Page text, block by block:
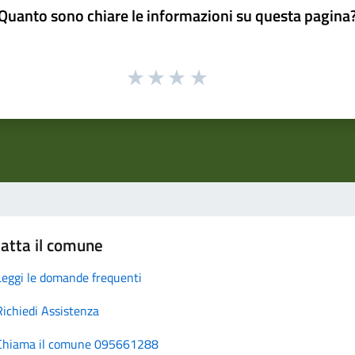
sono chiare le informazioni su questa
il comune
le domande frequenti
Assistenza
il comune 095661288